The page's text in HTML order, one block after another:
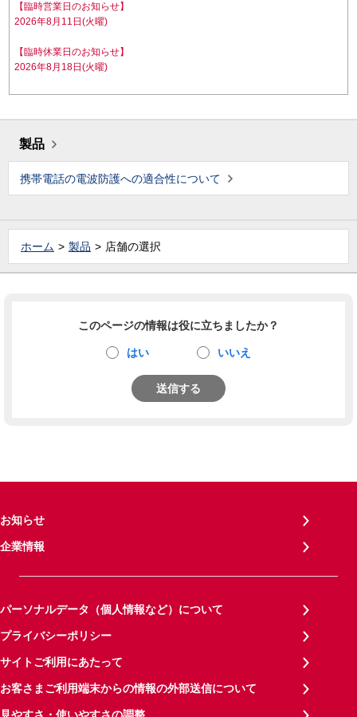
【臨時営業日のお知らせ】
2026年8月11日(火曜)
【臨時休業日のお知らせ】
2026年8月18日(火曜)
製品
携帯電話の電波防護への適合性について
ホーム 製品 店舗の選択
このページの情報は役に立ちましたか？
はい いいえ
送信する
お知らせ
企業情報
パーソナルデータ（個人情報など）について
プライバシーポリシー
サイトご利用にあたって
お客さまご利用端末からの情報の外部送信について